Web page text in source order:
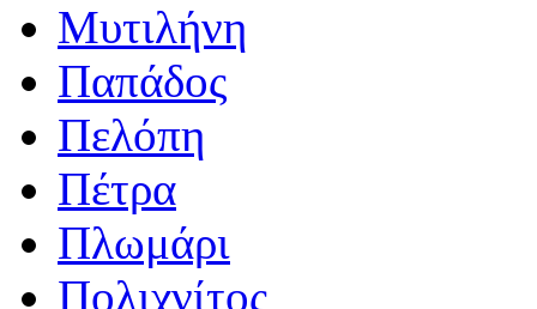
Μυτιλήνη
Παπάδος
Πελόπη
Πέτρα
Πλωμάρι
Πολιχνίτος